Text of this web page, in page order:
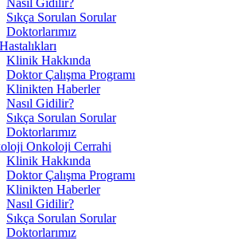
Sıkça Sorulan Sorular
Doktorlarımız
Klinik Hakkında
Doktor Çalışma Programı
Klinikten Haberler
Nasıl Gidilir?
Sıkça Sorulan Sorular
Doktorlarımız
Onkoloji Cerrahi
Klinik Hakkında
Doktor Çalışma Programı
Klinikten Haberler
Nasıl Gidilir?
Sıkça Sorulan Sorular
Doktorlarımız